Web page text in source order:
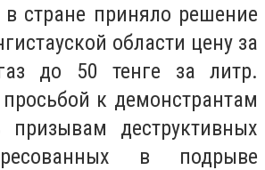
в стране приняло решение
области цену за
до 50 тенге за литр.
к демонстрантам
призывам деструктивных
в подрыве